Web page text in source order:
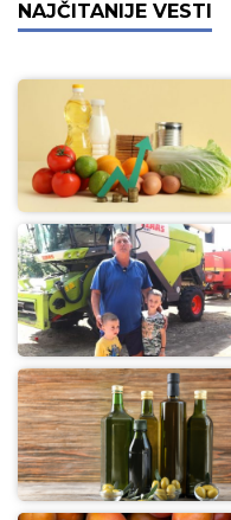
NAJČITANIJE VESTI